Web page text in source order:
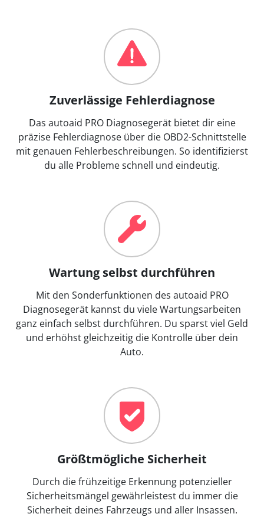
Zuverlässige Fehlerdiagnose
Das autoaid PRO Diagnosegerät bietet dir eine
präzise Fehlerdiagnose über die OBD2-Schnittstelle
mit genauen Fehlerbeschreibungen. So identifizierst
du alle Probleme schnell und eindeutig.
Wartung selbst durchführen
Mit den Sonderfunktionen des autoaid PRO
Diagnosegerät kannst du viele Wartungsarbeiten
ganz einfach selbst durchführen. Du sparst viel Geld
und erhöhst gleichzeitig die Kontrolle über dein
Auto.
Größtmögliche Sicherheit
Durch die frühzeitige Erkennung potenzieller
Sicherheitsmängel gewährleistest du immer die
Sicherheit deines Fahrzeugs und aller Insassen.